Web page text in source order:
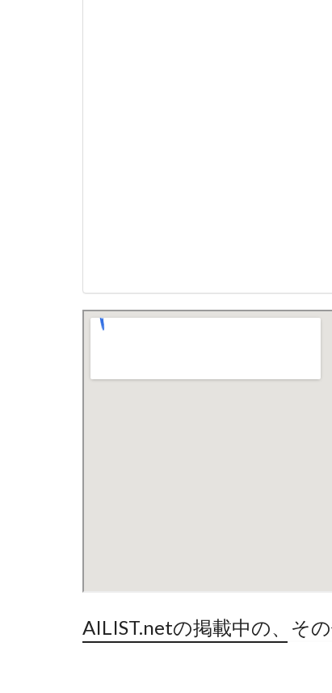
AILIST.netの掲載中の、そ